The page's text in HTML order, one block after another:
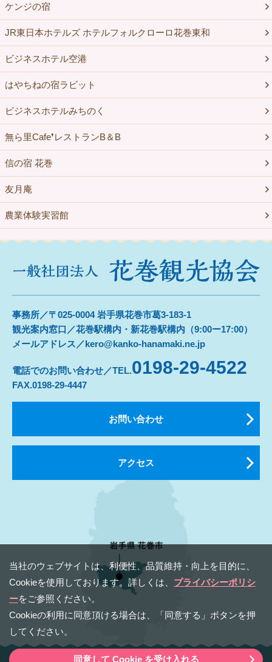
ケンジの宿
JR東日本ホテルズ ホテルフォルクローロ花巻東和
ビジネスホテル空港
はやちねの宿ラビット
ビジネスホテルみちのく
無ら里Cafe❜レストランB＆B
信の宿 花巻
友月庵
農業体験実習館
当社のウェブサイトは、利便性、品質維持・向上を⽬的に、
Cookieを使⽤しております。詳しくは、 プライバシーポリシ
ーをご参照ください。
Cookieの利⽤に同意頂ける場合は、「同意する」ボタンを押
してください。
同意して Cookie を受け入れる
事務所／〒025-0004 岩手県花巻市葛3-183-1
観光案内窓口／花巻駅構内・新花巻駅構内（9:00ー17:00）
メールアドレス／kero@kanko-hanamaki.ne.jp
電話でのお問い合わせ／TEL.0198-29-4522
FAX.0198-29-4447
お問い合わせ
アクセス